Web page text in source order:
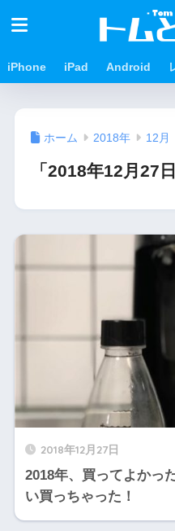
iPhone iPad Android
ホーム 2018年 12月
「2018年12月27
2018年12月27日
2018年、買ってよかっ
い買っちゃった！